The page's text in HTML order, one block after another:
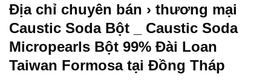
Địa chỉ chuyên bán › thương mại
Caustic Soda Bột _ Caustic Soda
Micropearls Bột 99% Đài Loan
Taiwan Formosa tại Đồng Tháp